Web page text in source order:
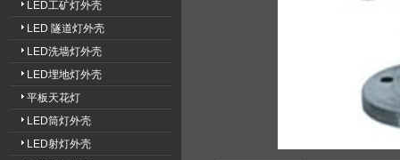
LED工矿灯外壳
LED 隧道灯外壳
LED洗墙灯外壳
LED埋地灯外壳
平板天花灯
LED筒灯外壳
LED射灯外壳